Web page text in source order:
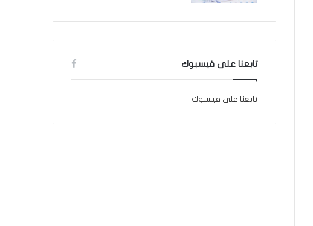
تابعنا على فيسبوك
تابعنا على فيسبوك